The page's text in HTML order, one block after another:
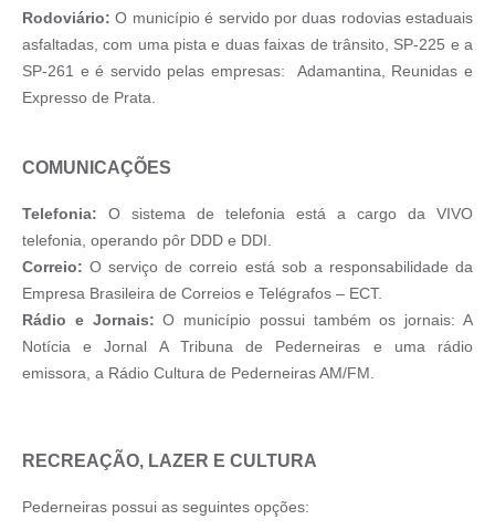
Rodoviário:O município é servido por duas rodovias estaduais
asfaltadas, com uma pista e duas faixas de trânsito, SP-225 e a
SP-261 e é servido pelas empresas: Adamantina, Reunidas e
Expresso de Prata.
COMUNICAÇÕES
Telefonia: O sistema de telefonia está a cargo da VIVO
telefonia, operando pôr DDD e DDI.
Correio:O serviço de correio está sob a responsabilidade da
Empresa Brasileira de Correios e Telégrafos – ECT.
Rádio e Jornais:O município possui também os jornais: A
Notícia e Jornal A Tribuna de Pederneiras e uma rádio
emissora, a Rádio Cultura de Pederneiras AM/FM.
RECREAÇÃO, LAZER E CULTURA
Pederneiras possui as seguintes opções: